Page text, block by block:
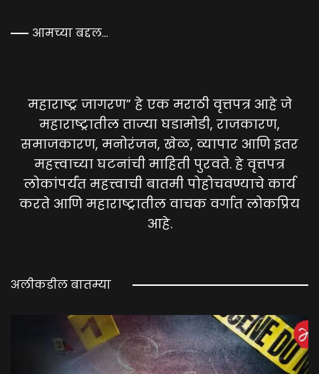
आमच्या बद्दल…
महाराष्ट्र जागरण” हे एक मराठी वृत्तपत्र आहे जे
महाराष्ट्रातील ताज्या घडामोडी, राजकारण,
समाजकारण, मनोरंजन, खेळ, व्यापार आणि इतर
महत्त्वाच्या घटनांची माहिती पुरवते. हे वृत्तपत्र
लोकांपर्यंत महत्त्वाची बातमी पोहोचवण्याचे कार्य
करते आणि महाराष्ट्रातील वाचक वर्गात लोकप्रिय
आहे.
अलीकडील बातम्या